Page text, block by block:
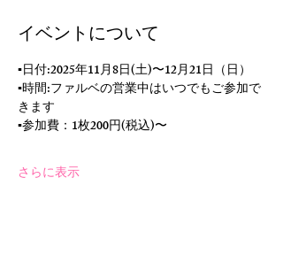
イベントについて
▪️日付:2025年11月8日(土)〜12月21日（日）
▪️時間:ファルベの営業中はいつでもご参加で
きます
▪️参加費：1枚200円(税込)〜
さらに表示